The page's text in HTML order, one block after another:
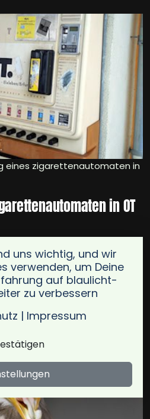
eines zigarettenautomaten in
in OT
Zigarettenautomaten in
Gablenz). Eine Geldkassette
rund 5.000 Euro.
uns wichtig, und wir
verwenden, um Deine
auf blaulicht-
zu verbessern
| Impressum